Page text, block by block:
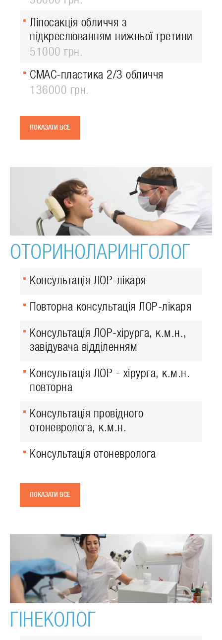
Ліпосакція обличчя з
підкреслюванням нижньої третини
51000 грн.
СМАС-пластика 2/3 обличчя
136000 грн.
ПОКАЗАТИ ВСЕ
ОТОРИНОЛАРИНГОЛОГ
Консультація ЛОР-лікаря
Повторна консультація ЛОР-лікаря
Консультація ЛОР-хірурга, к.м.н.,
завідувача відділенням
Консультація ЛОР - хірурга, к.м.н.
повторна
Консультація провідного
отоневролога, к.м.н.
Консультація отоневролога
ПОКАЗАТИ ВСЕ
ГІНЕКОЛОГ